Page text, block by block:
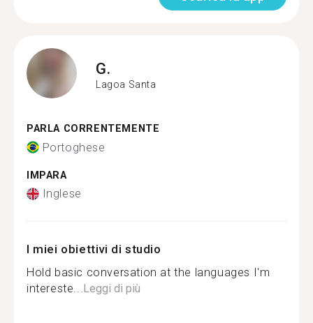
G.
Lagoa Santa
PARLA CORRENTEMENTE
Portoghese
IMPARA
Inglese
I miei obiettivi di studio
Hold basic conversation at the languages I'm
intereste...Leggi di più